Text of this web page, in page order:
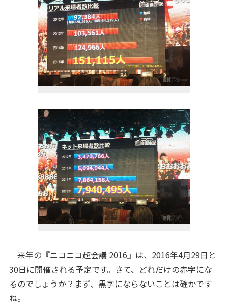
来年の『ニコニコ超会議 2016』は、2016年4月29日と
30日に開催される予定です。さて、どれだけの赤字にな
るのでしょうか？まず、黒字にならないことは確かです
ね。